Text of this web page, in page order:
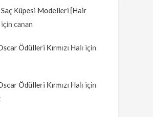
Küpesi Modelleri [Hair
içincanan
Ödülleri Kırmızı Halı için
Ödülleri Kırmızı Halı için